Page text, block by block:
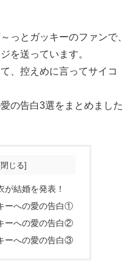
っとガッキーのファンで、
を送っています。
、控えめに言ってサイコ
の告白3選をまとめました
が結婚を発表！
ーへの愛の告白①
ーへの愛の告白②
ーへの愛の告白③